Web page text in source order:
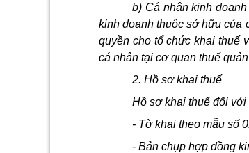
b) Cá nhân kinh
kinh doanh thuộc sở hữu của
quyền cho tổ chức khai thuế
cá nhân tại cơ quan thuế
2. Hồ sơ khai thuế
Hồ sơ khai thuế đối
- Tờ khai theo mẫu số
- Bản chụp hợp đồng